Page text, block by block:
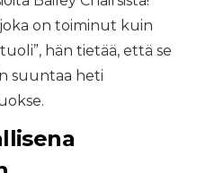
on toiminut kuin
hän tietää, että se
suuntaa heti